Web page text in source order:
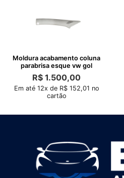
Moldura acabamento coluna
parabrisa esque vw gol
R$ 1.500,00
Em até 12x de R$ 152,01 no
cartão